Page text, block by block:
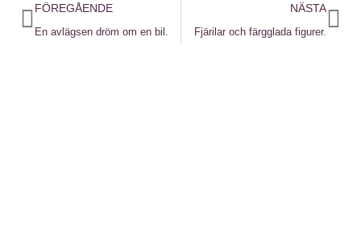
FÖREGÅENDE
En avlägsen dröm om en bil.
NÄSTA
Fjärilar och färgglada figurer.